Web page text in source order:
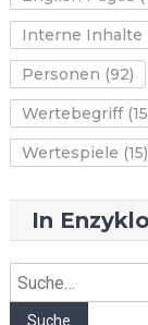
Interne Inhalte
Personen (92)
Wertebegriff
Wertespiele (15)
In
Suche
Suche